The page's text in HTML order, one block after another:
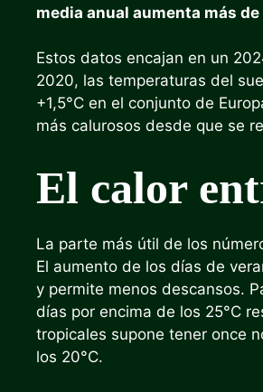
media anual aumenta más de
Estos datos encajan en un
2020, las temperaturas del
+1,5°C en el conjunto de
más calurosos desde que se
El calor
La parte más útil de los
El aumento de los días de
y permite menos descansos.
días por encima de los 25°C
tropicales supone tener once
los 20°C.